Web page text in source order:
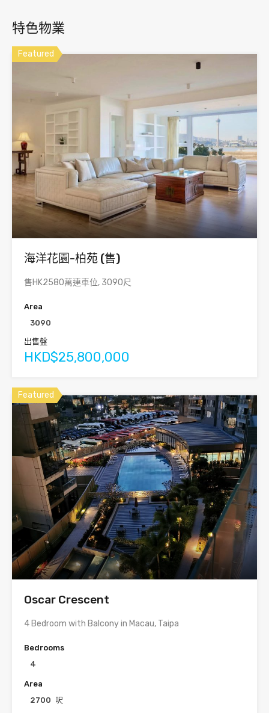
特色物業
Featured
海洋花園-柏苑 (售)
售HK2580萬連車位, 3090尺
Area
3090
出售盤
HKD$25,800,000
Featured
Oscar Crescent
4 Bedroom with Balcony in Macau, Taipa
Bedrooms
4
Area
2700
呎